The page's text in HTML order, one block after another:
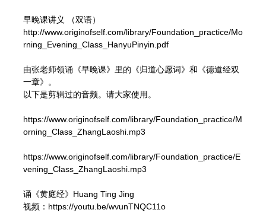
生死大事揭秘
第十一讲
生死大事揭秘
03:00:22
生死大事揭秘
第十三讲
早晚课讲义 （双语）
http://www.originofself.com/library/Foundation_practice/Mo
rning_Evening_Class_HanyuPinyin.pdf
由张老师领诵《早晚课》里的《归道心愿词》和《德道经双
一章》。
以下是剪辑过的音频。请大家使用。
https://www.originofself.com/library/Foundation_practice/M
orning_Class_ZhangLaoshi.mp3
https://www.originofself.com/library/Foundation_practice/E
vening_Class_ZhangLaoshi.mp3
诵《黄庭经》Huang Ting Jing
视频：https://youtu.be/wvunTNQC11o